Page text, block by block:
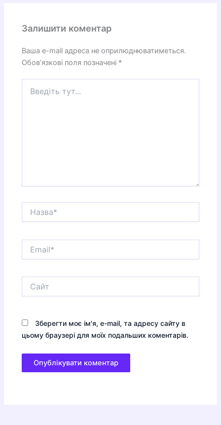
Залишити коментар
Ваша e-mail адреса не оприлюднюватиметься.
Обов’язкові поля позначені *
тут...
Зберегти моє ім'я, e-mail, та адресу сайту в
цьому браузері для моїх подальших коментарів.